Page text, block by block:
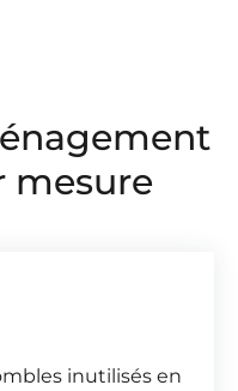
mesure
inutilisés en